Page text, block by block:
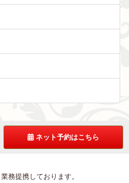
ネット予約はこちら
務提携しております。